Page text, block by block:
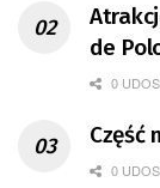
de
0
Część
0